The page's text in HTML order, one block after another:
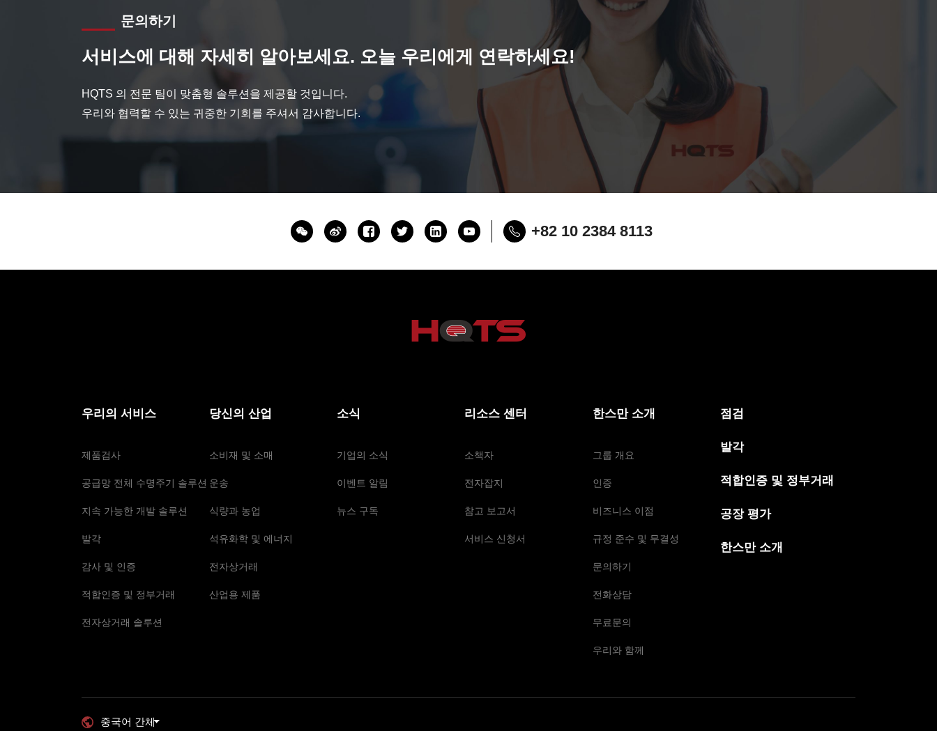
문의하기
서비스에 대해 자세히 알아보세요. 오늘 우리에게 연락하세요!
HQTS 의 전문 팀이 맞춤형 솔루션을 제공할 것입니다.
우리와 협력할 수 있는 귀중한 기회를 주셔서 감사합니다.
+82 10 2384 8113
우리의 서비스
제품검사
공급망 전체 수명주기 솔루션
지속 가능한 개발 솔루션
발각
감사 및 인증
적합인증 및 정부거래
전자상거래 솔루션
당신의 산업
소비재 및 소매
운송
식량과 농업
석유화학 및 에너지
전자상거래
산업용 제품
소식
기업의 소식
이벤트 알림
뉴스 구독
리소스 센터
소책자
전자잡지
참고 보고서
서비스 신청서
한스만 소개
그룹 개요
인증
비즈니스 이점
규정 준수 및 무결성
문의하기
전화상담
무료문의
우리와 함께
점검
발각
적합인증 및 정부거래
공장 평가
한스만 소개
중국어 간체